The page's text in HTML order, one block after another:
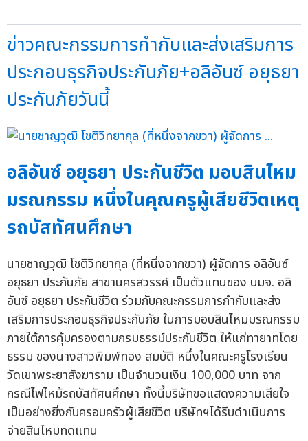
ข่าวคณะกรรมการกำกับและส่งเสริมการ
ประกอบธุรกิจประกันภัย+อลิอันซ์ อยุธยา
ประกันภัยวันนี้
อลิอันซ์ อยุธยา ประกันชีวิต มอบสินไหม
มรณกรรม หนึ่งในคุณครูผู้เสียชีวิตเหตุ
รถบัสทัศนศึกษา
นายชาญวุฒิ โชติวิทยากุล (ที่หนึ่งจากขวา) ผู้จัดการ อลิอันซ์
อยุธยา ประกันภัย สาขานครสวรรค์ เป็นตัวแทนของ บมจ. อลิ
อันซ์ อยุธยา ประกันชีวิต ร่วมกับคณะกรรมการกำกับและส่ง
เสริมการประกอบธุรกิจประกันภัย ในการมอบสินไหมมรณกรรม
ภายใต้การคุ้มครองตามกรมธรรม์ประกันชีวิต ให้แก่ทายาทโดย
ธรรม ของนางสาวพิมพ์ทอง สมบัติ หนึ่งในคณะครูโรงเรียน
วัดเขาพระยาสังฆาราม เป็นจำนวนเงิน 100,000 บาท จาก
กรณีไฟไหม้รถบัสทัศนศึกษา ทั้งนี้บริษัทขอแสดงความเสียใจ
เป็นอย่างยิ่งกับครอบครัวผู้เสียชีวิต บริษัทฯได้รีบดำเนินการ
จ่ายสินไหมทดแทน